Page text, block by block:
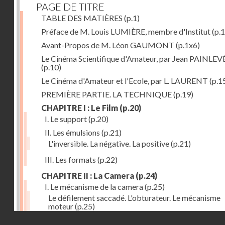
PAGE DE TITRE
TABLE DES MATIÈRES (p.1)
Préface de M. Louis LUMIÈRE, membre d'Institut
Avant-Propos de M. Léon GAUMONT (p.1x6)
Le Cinéma Scientifique d'Amateur, par Jean
(p.10)
Le Cinéma d'Amateur et l'Ecole, par L. LAURENT
PREMIÈRE PARTIE. LA TECHNIQUE(p.19)
CHAPITRE I : Le Film (p.20)
I. Le support(p.20)
II. Les émulsions (p.21)
L'inversible. La négative. La positive(p.21)
III. Les formats (p.22)
CHAPITRE II : La Camera (p.24)
I. Le mécanisme de la camera(p.25)
Le défilement saccadé. L'obturateur. Le mécanisme
moteur(p.25)